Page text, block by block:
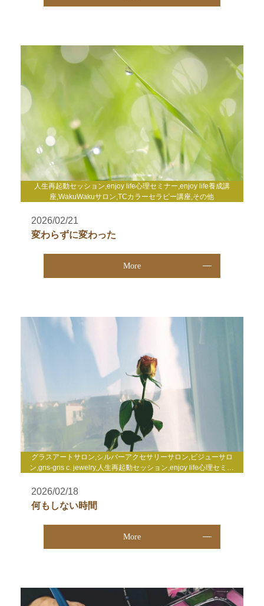
人生再起動セッション,enjoy life心理セミナー,enjoy life養成講
座,WakuWakuサロン,TCカラーセラピー講座,その他
2026/02/21
変わらずに変わった
More
グラスアートサロン,シルバーアクセサリーサロン,ビジューサロ
ン,gris-gris c. jewelry,人生再起動セッション,enjoy life心理セミナ
2026/02/18
何もしない時間
More